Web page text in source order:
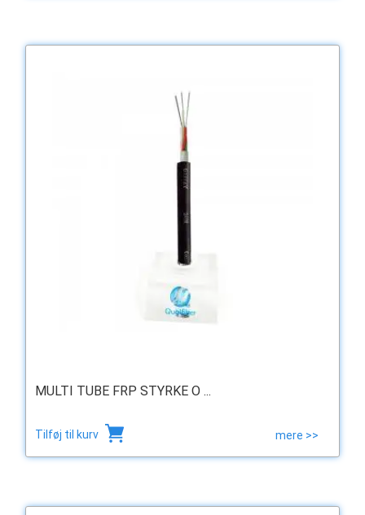
MULTI TUBE FRP STYRKE O ...
Tilføj til kurv mere >>